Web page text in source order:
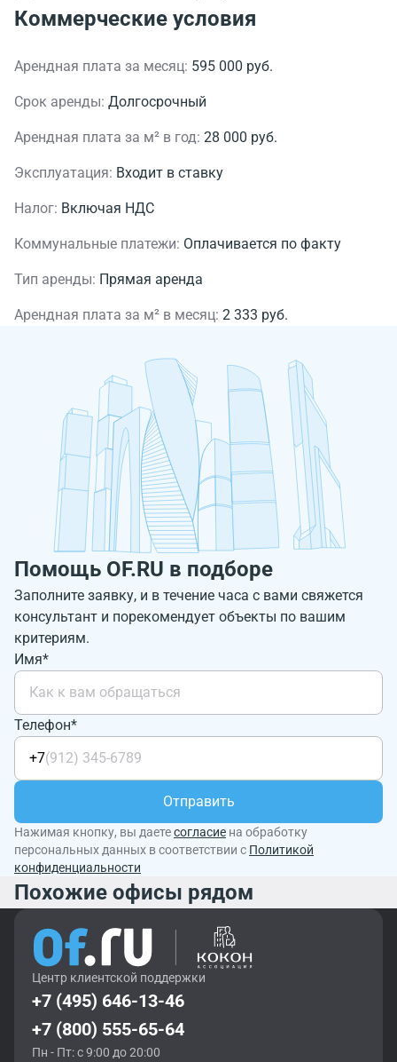
Коммерческие условия
Арендная плата за месяц: 595 000 руб.
Срок аренды: Долгосрочный
Арендная плата за м² в год: 28 000 руб.
Эксплуатация: Входит в ставку
Налог: Включая НДС
Коммунальные платежи: Оплачивается по факту
Тип аренды: Прямая аренда
Арендная плата за м² в месяц: 2 333 руб.
Помощь OF.RU в подборе
Заполните заявку, и в течение часа с вами свяжется
консультант и порекомендует объекты по вашим
критериям.
Имя*
Телефон*
+7
Отправить
Нажимая кнопку, вы даетесогласие на обработку
персональных данных в соответствии с Политикой
конфиденциальности
Похожие офисы рядом
Центр клиентской поддержки
+7 (495) 646-13-46
+7 (800) 555-65-64
Пн - Пт: с 9:00 до 20:00